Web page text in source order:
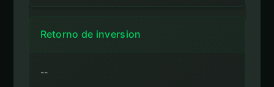
Retorno de inversion
--